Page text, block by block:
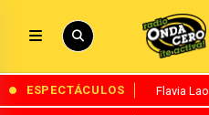
ESPECTÁCULOS Flavia